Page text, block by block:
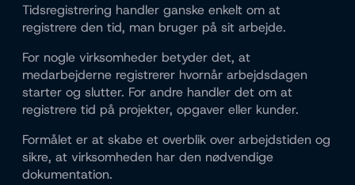
Tidsregistrering handler ganske enkelt om at
registrere den tid, man bruger på sit arbejde.
For nogle virksomheder betyder det, at
medarbejderne registrerer hvornår arbejdsdagen
starter og slutter. For andre handler det om at
registrere tid på projekter, opgaver eller kunder.
Formålet er at skabe et overblik over arbejdstiden og
sikre, at virksomheden har den nødvendige
dokumentation.